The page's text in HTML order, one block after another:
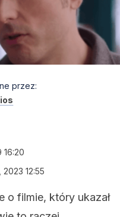
przez:
16:20
2023 12:55
o filmie, który ukazał